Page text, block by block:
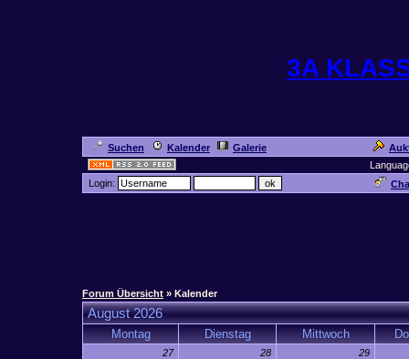
3A
Suchen Kalender Galerie
Login:
Forum Übersicht » Kalender
August 2026
Montag Dienstag Mittwoch
27 28 29